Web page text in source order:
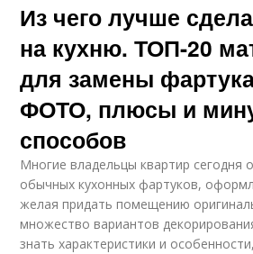
Из чего лучше
на кухню. ТОП-20
для замены
ФОТО, плюсы и
способов
Многие владельцы квартир сегодня
обычных кухонных фартуков,
желая придать помещению
множество вариантов
знать характеристики и